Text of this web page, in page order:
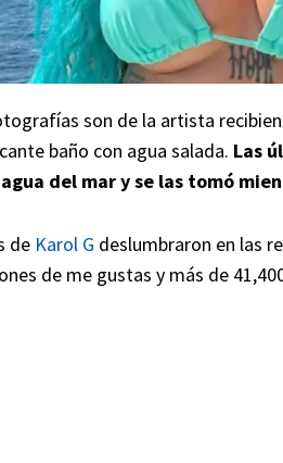
son de la artista
baño con agua salada. Las
del mar y se las tomó
de Karol G deslumbraron en las
de me gustas y más de